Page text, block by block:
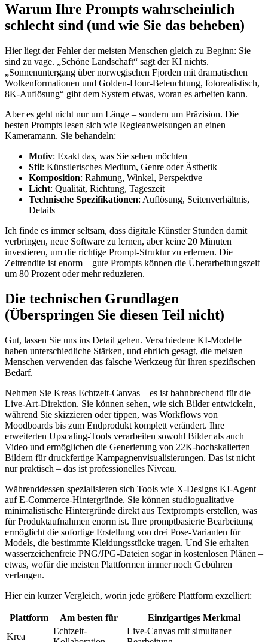
Warum Ihre Prompts wahrscheinlich
schlecht sind (und wie Sie das beheben)
Hier liegt der Fehler der meisten Menschen gleich zu Beginn: Sie
sind zu vage. „Schöne Landschaft“ sagt der KI nichts.
„Sonnenuntergang über norwegischen Fjorden mit dramatischen
Wolkenformationen und Golden-Hour-Beleuchtung, fotorealistisch,
8K-Auflösung“ gibt dem System etwas, woran es arbeiten kann.
Aber es geht nicht nur um Länge – sondern um Präzision. Die
besten Prompts lesen sich wie Regieanweisungen an einen
Kameramann. Sie behandeln:
Motiv: Exakt das, was Sie sehen möchten
Stil: Künstlerisches Medium, Genre oder Ästhetik
Komposition: Rahmung, Winkel, Perspektive
Licht: Qualität, Richtung, Tageszeit
Technische Spezifikationen: Auflösung, Seitenverhältnis,
Details
Ich finde es immer seltsam, dass digitale Künstler Stunden damit
verbringen, neue Software zu lernen, aber keine 20 Minuten
investieren, um die richtige Prompt-Struktur zu erlernen. Die
Zeitrendite ist enorm – gute Prompts können die Überarbeitungszeit
um 80 Prozent oder mehr reduzieren.
Die technischen Grundlagen
(Überspringen Sie diesen Teil nicht)
Gut, lassen Sie uns ins Detail gehen. Verschiedene KI-Modelle
haben unterschiedliche Stärken, und ehrlich gesagt, die meisten
Menschen verwenden das falsche Werkzeug für ihren spezifischen
Bedarf.
Nehmen Sie Kreas Echtzeit-Canvas – es ist bahnbrechend für die
Live-Art-Direktion. Sie können sehen, wie sich Bilder entwickeln,
während Sie skizzieren oder tippen, was Workflows von
Moodboards bis zum Endprodukt komplett verändert. Ihre
erweiterten Upscaling-Tools verarbeiten sowohl Bilder als auch
Video und ermöglichen die Generierung von 22K-hochskalierten
Bildern für druckfertige Kampagnenvisualisierungen. Das ist nicht
nur praktisch – das ist professionelles Niveau.
Währenddessen spezialisieren sich Tools wie X-Designs KI-Agent
auf E-Commerce-Hintergründe. Sie können studiogualitative
minimalistische Hintergründe direkt aus Textprompts erstellen, was
für Produktaufnahmen enorm ist. Ihre promptbasierte Bearbeitung
ermöglicht die sofortige Erstellung von drei Pose-Varianten für
Models, die bestimmte Kleidungsstücke tragen. Und Sie erhalten
wasserzeichenfreie PNG/JPG-Dateien sogar in kostenlosen Plänen –
etwas, wofür die meisten Plattformen immer noch Gebühren
verlangen.
Hier ein kurzer Vergleich, worin jede größere Plattform exzelliert:
Plattform Am besten für
Einzigartiges Merkmal
Krea
Echtzeit-
Live-Canvas mit simultaner